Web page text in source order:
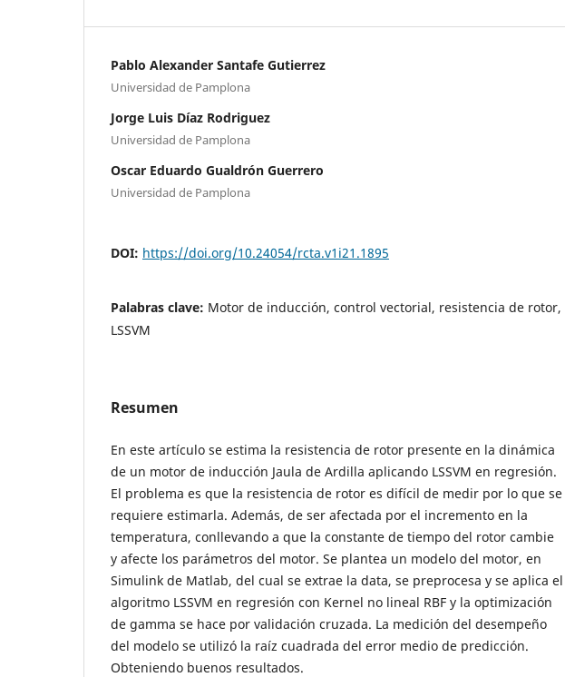
Pablo Alexander Santafe Gutierrez
Universidad de Pamplona
Jorge Luis Díaz Rodriguez
Universidad de Pamplona
Oscar Eduardo Gualdrón Guerrero
Universidad de Pamplona
DOI: https://doi.org/10.24054/rcta.v1i21.1895
Palabras clave: Motor de inducción, control vectorial, resistencia de rotor,
LSSVM
Resumen
En este artículo se estima la resistencia de rotor presente en la dinámica
de un motor de inducción Jaula de Ardilla aplicando LSSVM en regresión.
El problema es que la resistencia de rotor es difícil de medir por lo que se
requiere estimarla. Además, de ser afectada por el incremento en la
temperatura, conllevando a que la constante de tiempo del rotor cambie
y afecte los parámetros del motor. Se plantea un modelo del motor, en
Simulink de Matlab, del cual se extrae la data, se preprocesa y se aplica el
algoritmo LSSVM en regresión con Kernel no lineal RBF y la optimización
de gamma se hace por validación cruzada. La medición del desempeño
del modelo se utilizó la raíz cuadrada del error medio de predicción.
Obteniendo buenos resultados.